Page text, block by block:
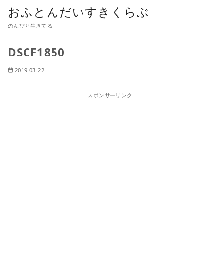
おふとんだいすきくらぶ
のんびり生きてる
DSCF1850
2019-03-22
スポンサーリンク